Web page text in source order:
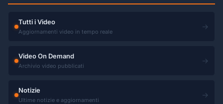
Tutti i Video
Aggiornamenti video in tempo reale
→
Video On Demand
Archivio video pubblicati
→
Notizie
Ultime notizie e aggiornamenti
→